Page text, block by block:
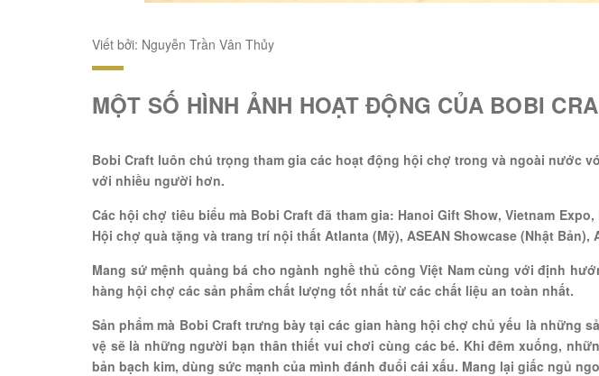
Viết bởi: Nguyễn Trần Vân Thủy
MỘT SỐ HÌNH ẢNH HOẠT ĐỘNG CỦA BOBI
Bobi Craft luôn chú trọng tham gia các hoạt động hội chợ trong và ngoài nước
với nhiều người hơn.
Các hội chợ tiêu biểu mà Bobi Craft đã tham gia: Hanoi Gift Show, Vietnam
Hội chợ quà tặng và trang trí nội thất Atlanta (Mỹ), ASEAN Showcase (Nhật
Mang sứ mệnh quảng bá cho ngành nghề thủ công Việt Nam cùng với định
hàng hội chợ các sản phẩm chất lượng tốt nhất từ các chất liệu an toàn nhất.
Sản phẩm mà Bobi Craft trưng bày tại các gian hàng hội chợ chủ yếu là những
vệ sẽ là những người bạn thân thiết vui chơi cùng các bé. Khi đêm xuống,
bản bạch kim, dùng sức mạnh của mình đánh đuổi cái xấu. Mang lại giấc ngủ